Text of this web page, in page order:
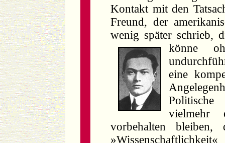
Kontakt mit den
Freund, der
wenig später schrieb,
könne
eine
vielmehr
vorbehalten